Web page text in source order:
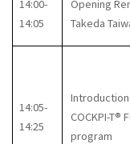
14:00-
14:05
Opening
Takeda
14:05-
14:25
COCKPI-T®
program